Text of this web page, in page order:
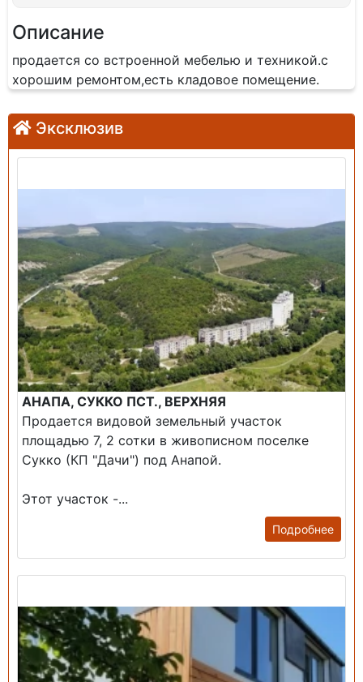
Описание
продается со встроенной мебелью и техникой.с
хорошим ремонтом,есть кладовое помещение.
Эксклюзив
АНАПА, СУККО ПСТ., ВЕРХНЯЯ
Продается видовой земельный участок
площадью 7, 2 сотки в живописном поселке
Сукко (КП "Дачи") под Анапой.
Этот участок -...
Подробнее